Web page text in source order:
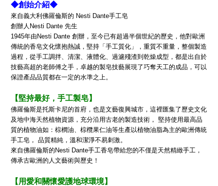
◆創始介紹◆
來自義大利佛羅倫斯的 Nesti Dante手工皂
創辦人Nesti Dante 先生
1945年由Nesti Dante 創辦，至今已有超過半個世紀的歷史，他對歐洲
傳統的香皂文化懷抱熱誠，堅持「手工質化」，重質不重量，整個製造
過程，從手工調拌、清潔、液體化、過濾殘渣到乾燥成型， 都是出自於
技藝高超的老師傅之手，卓越的製皂技藝展現了巧奪天工的成品，可以
保證產品品質都在一定的水準之上。
【堅持最好，手工製皂】
佛羅倫斯是托斯卡尼的首府，也是文藝復興城市，這裡匯集了歷史文化
及地中海天然植物資源，充分沿用古老的製造技術， 堅持使用最高品
質的植物油如：棕櫚油、棕欖果仁油等生產以植物油脂為主的歐洲傳統
手工皂， 品質精純，溫和潔淨不易刺激。
來自佛羅倫斯的Nesti Dante手工香皂帶給您的不僅是天然精緻手工，
傳承古歐洲的人文藝術與歷史！
【用愛和關懷愛護地球環境】